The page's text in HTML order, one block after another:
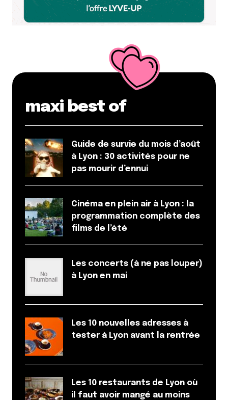
maxi best of
Guide de survie du mois d’août
à Lyon : 30 activités pour ne
pas mourir d’ennui
Cinéma en plein air à Lyon : la
programmation complète des
films de l’été
Les concerts (à ne pas louper)
à Lyon en mai
Les 10 nouvelles adresses à
tester à Lyon avant la rentrée
Les 10 restaurants de Lyon où
il faut avoir mangé au moins